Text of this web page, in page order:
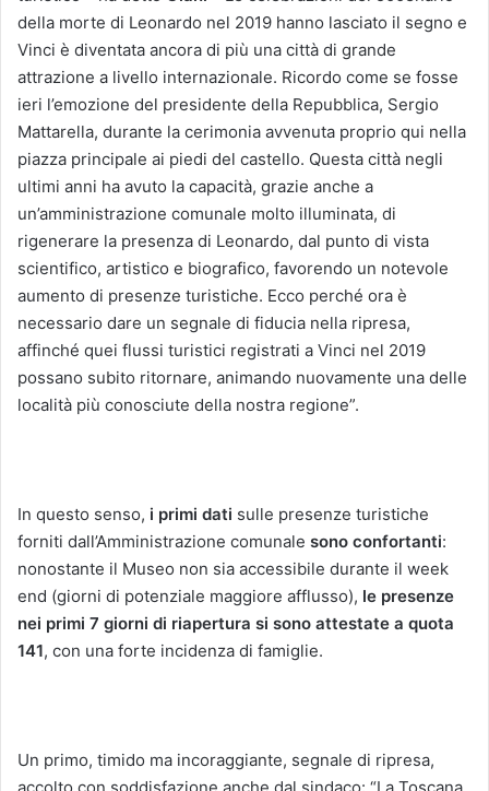
della morte di Leonardo nel 2019 hanno lasciato il segno e
Vinci è diventata ancora di più una città di grande
attrazione a livello internazionale. Ricordo come se fosse
ieri l’emozione del presidente della Repubblica, Sergio
Mattarella, durante la cerimonia avvenuta proprio qui nella
piazza principale ai piedi del castello. Questa città negli
ultimi anni ha avuto la capacità, grazie anche a
un’amministrazione comunale molto illuminata, di
rigenerare la presenza di Leonardo, dal punto di vista
scientifico, artistico e biografico, favorendo un notevole
aumento di presenze turistiche. Ecco perché ora è
necessario dare un segnale di fiducia nella ripresa,
affinché quei flussi turistici registrati a Vinci nel 2019
possano subito ritornare, animando nuovamente una delle
località più conosciute della nostra regione”.
In questo senso, i primi dati sulle presenze turistiche
forniti dall’Amministrazione comunale sono confortanti:
nonostante il Museo non sia accessibile durante il week
end (giorni di potenziale maggiore afflusso), le presenze
nei primi 7 giorni di riapertura si sono attestate a quota
141, con una forte incidenza di famiglie.
Un primo, timido ma incoraggiante, segnale di ripresa,
accolto con soddisfazione anche dal sindaco: “La Toscana